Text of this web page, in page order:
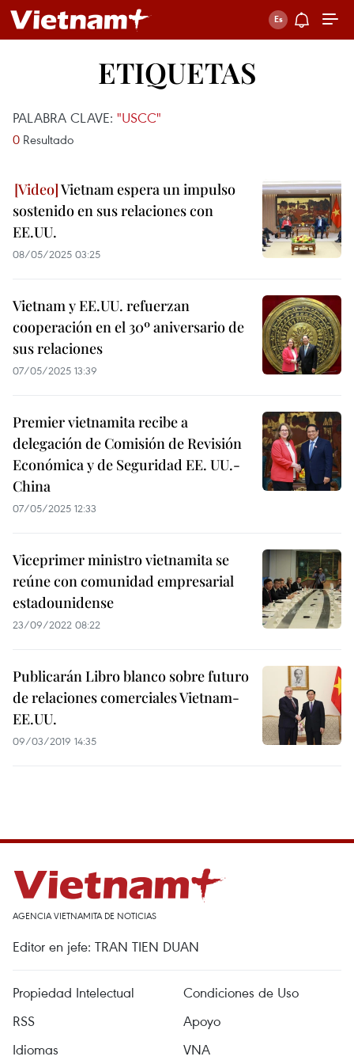
ETIQUETAS
PALABRA CLAVE: "USCC"
0 Resultado
Vietnam espera un impulso
sostenido en sus relaciones con
EE.UU.
08/05/2025 03:25
Vietnam y EE.UU. refuerzan
cooperación en el 30º aniversario de
sus relaciones
07/05/2025 13:39
Premier vietnamita recibe a
delegación de Comisión de Revisión
Económica y de Seguridad EE. UU.-
China
07/05/2025 12:33
Viceprimer ministro vietnamita se
reúne con comunidad empresarial
estadounidense
23/09/2022 08:22
Publicarán Libro blanco sobre futuro
de relaciones comerciales Vietnam-
EE.UU.
09/03/2019 14:35
AGENCIA VIETNAMITA DE NOTICIAS
Editor en jefe: TRAN TIEN DUAN
Propiedad Intelectual
Condiciones de Uso
RSS
Apoyo
Idiomas
VNA